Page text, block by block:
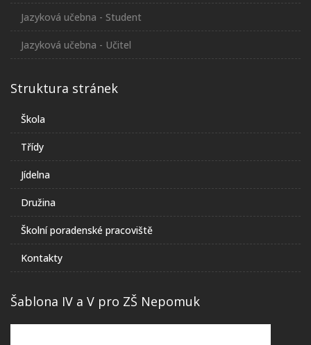
Jazyková učebna - Student
Jazyková učebna - Učitel
Struktura stránek
Škola
Třídy
Jídelna
Družina
Školní poradenské pracoviště
Kontakty
Šablona IV a V pro ZŠ Nepomuk